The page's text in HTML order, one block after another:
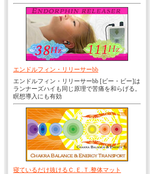
エンドルフィン・リリーサーbb
エンドルフィン・リリーサーbb [ビー・ビー]は
ランナーズハイも同じ原理で苦痛を和らげる。
瞑想導入にも有効
寝ているだけ抜けるＣ.Ｅ.Ｔ.整体マット